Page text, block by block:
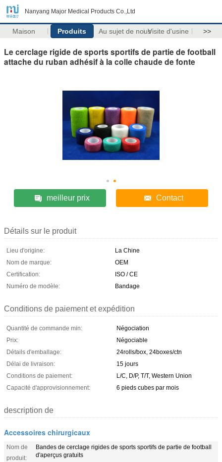
Nanyang Major Medical Products Co.,Ltd
Maison Produits Au sujet de nousVisite d'usine >>
Le cerclage rigide de sports sportifs de partie de football
attache du ruban adhésif à la colle chaude de fonte
meilleur prix Contact
Détails sur le produit
Lieu d'origine:
La Chine
Nom de marque:
OEM
Certification:
ISO / CE
Numéro de modèle:
Bandage
Conditions de paiement et expédition
Quantité de commande min:
Négociation
Prix:
Négociable
Détails d'emballage:
24rolls/box, 24boxes/ctn
Délai de livraison:
15 jours
Conditions de paiement:
L/C, D/P, T/T, Western Union
Capacité d'approvisionnement:
6 pieds cubes par mois
description de
Accessoires chirurgicaux
Nom de
produit:
Bandes de cerclage rigides de sports sportifs de partie de football
d'aperçus gratuits